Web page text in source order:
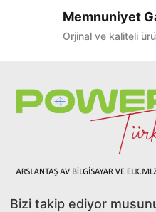
Memnuniyet
Orjinal ve kaliteli
Bizi takip ediyor